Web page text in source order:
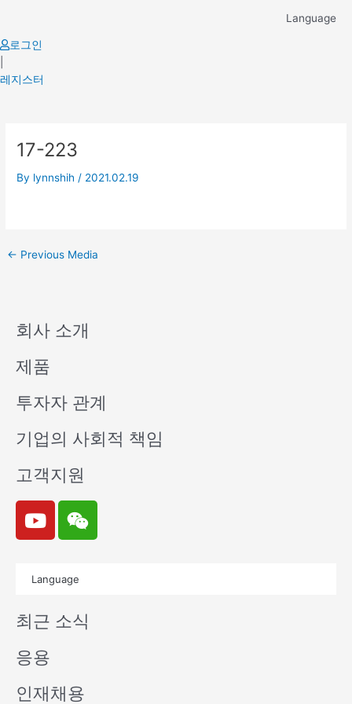
content
Language
로그인
레지스터
17-223
By lynnshih / 2021.02.19
navigation
← Previous Media
회사 소개
제품
투자자 관계
기업의 사회적 책임
고객지원
Y
o
u
e
W
e
i
n
Language
최근 소식
응용
인재채용